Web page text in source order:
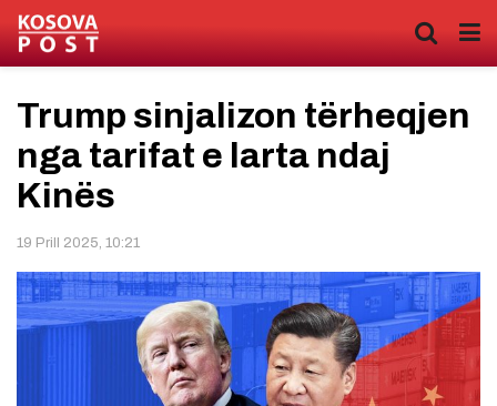
Trump sinjalizon tërheqjen
nga tarifat e larta ndaj
Kinës
19 Prill 2025, 10:21